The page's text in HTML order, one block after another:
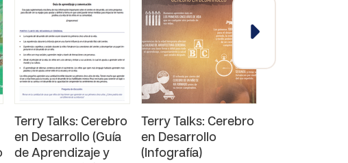
Terry Talks: Cerebro
en Desarrollo (Guía
de Aprendizaje y
Terry Talks: Cerebro
en Desarrollo
(Infografía)